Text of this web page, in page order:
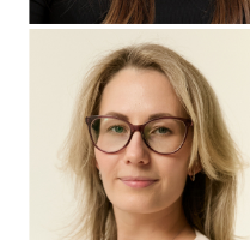
Амина